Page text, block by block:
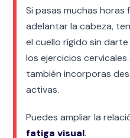
Si pasas muchas
adelantar la cabeza,
el cuello rígido sin
los ejercicios cervicales
también incorporas
activas.
Puedes ampliar la
fatiga visual.